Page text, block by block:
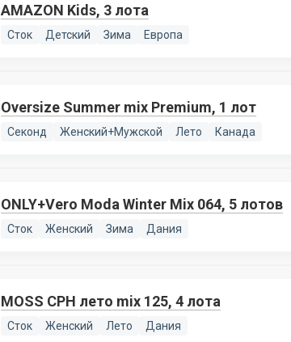
AMAZON Kids, 3 лота
Сток Детский Зима Европа
Oversize Summer mix Premium, 1 лот
Секонд Женский+Мужской Лето Канада
ONLY+Vero Moda Winter Mix 064, 5 лотов
Сток Женский Зима Дания
MOSS CPH лето mix 125, 4 лота
Сток Женский Лето Дания